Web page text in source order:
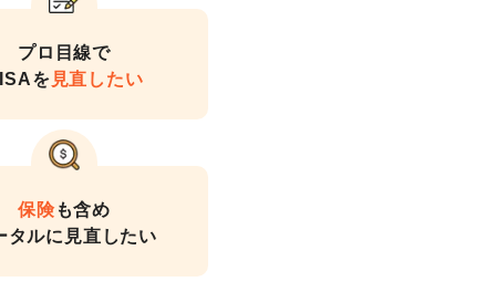
プロ目線で
を 見直したい
保険も含め
タルに見直したい